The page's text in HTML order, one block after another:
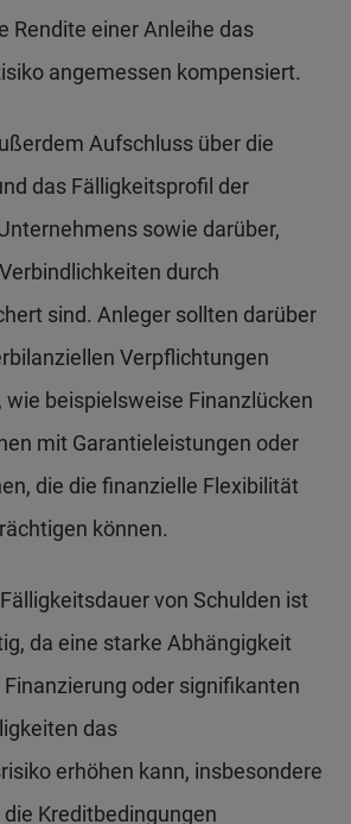
Rendite einer Anleihe das
angemessen kompensiert.
Aufschluss über die
das Fälligkeitsprofil der
sowie darüber,
durch
sind. Anleger sollten darüber
Verpflichtungen
wie beispielsweise Finanzlücken
mit Garantieleistungen oder
die die finanzielle Flexibilität
können.
von Schulden ist
da eine starke Abhängigkeit
oder signifikanten
das
erhöhen kann, insbesondere
Kreditbedingungen